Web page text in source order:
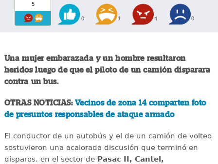
5
0 1 4 0
Una mujer embarazada y un hombre resultaron
heridos luego de que el piloto de un camión disparara
contra un bus.
OTRAS NOTICIAS: Vecinos de zona 14 comparten foto
de presuntos responsables de ataque armado
El conductor de un autobús y el de un camión de volteo
sostuvieron una acalorada discusión que terminó en
disparos. en el sector de Pasac II, Cantel,